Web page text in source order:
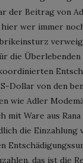
der Beitrag von
wer immer
die
Dollar von den
wie Adler
mit Ware aus
die
das ist die